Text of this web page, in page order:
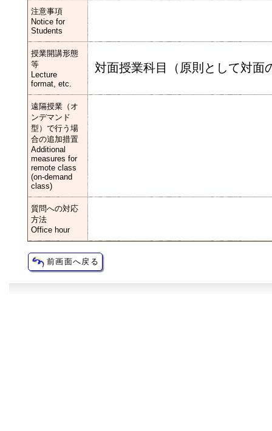
注意事項
Notice for
Students
授業開講形態
等
Lecture
format, etc.
対面授業科目（原則として対面
遠隔授業（オ
ンデマンド
型）で行う場
合の追加措置
Additional
measures for
remote class
(on-demand
class)
質問への対応
方法
Office hour